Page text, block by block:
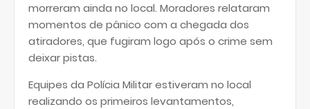
morreram ainda no local. Moradores relataram
momentos de pânico com a chegada dos
atiradores, que fugiram logo após o crime sem
deixar pistas.
Equipes da Polícia Militar estiveram no local
realizando os primeiros levantamentos,